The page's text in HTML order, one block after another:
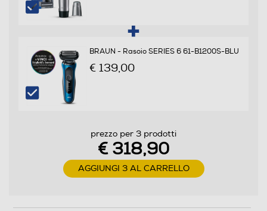
Tipo rasatura
Lamine
Dimensioni - Peso
BRAUN - Rasoio SERIES 6 61-B1200S-BLU
€ 139,00
prezzo per 3 prodotti
€ 318,90
AGGIUNGI 3 AL CARRELLO